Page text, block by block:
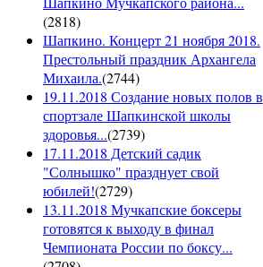
(2818)
Шапкино. Концерт 21 ноября 2018.
Престольный праздник Архангела
Михаила.(2744)
19.11.2018 Создание новых полов в
спортзале Шапкинской школы
здоровья...(2739)
17.11.2018 Детский садик
"Солнышко" празднует свой
юбилей!(2729)
13.11.2018 Мучкапские боксеры
готовятся к выходу в финал
Чемпионата России по боксу...